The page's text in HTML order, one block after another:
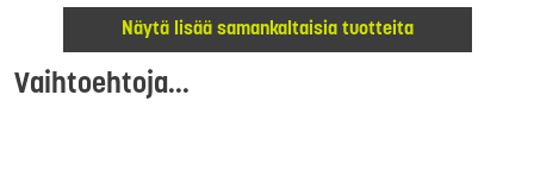
Näytä lisää samankaltaisia tuotteita
Vaihtoehtoja...